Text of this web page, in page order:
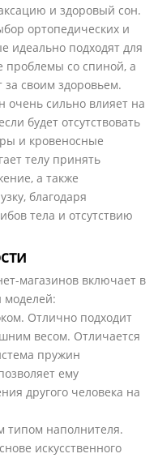
и здоровый сон.
ортопедических и
идеально подходят для
со спиной, а
за своим здоровьем.
очень сильно влияет на
будет отсутствовать
и кровеносные
телу принять
а также
благодаря
тела и отсутствию
магазинов включает в
моделей:
Отлично подходит
весом. Отличается
пружин
ему
другого человека на
типом наполнителя.
искусственного